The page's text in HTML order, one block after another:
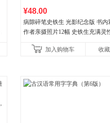
¥48.00
病隙碎笔史铁生 光影纪念版 书内
作者亲摄照片12幅 史铁生充满灵
加入购物车
收藏